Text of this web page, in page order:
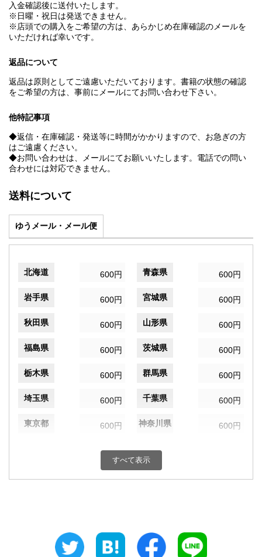
入金確認後に送付いたします。
※日曜・祝日は発送できません。
※店頭での購入をご希望の方は、あらかじめ在庫確認のメールを
いただければ幸いです。
返品について
返品は原則としてご遠慮いただいております。書籍の状態の確認
をご希望の方は、事前にメールにてお問い合わせ下さい。
他特記事項
◆返信・在庫確認・発送等に時間がかかりますので、お急ぎの方
はご遠慮ください。
◆お問い合わせは、メールにてお願いいたします。電話での問い
合わせには対応できません。
送料について
ゆうメール・メール便
北海道 600円 青森県 600円
岩手県 600円 宮城県 600円
秋田県 600円 山形県 600円
福島県 600円 茨城県 600円
栃木県 600円 群馬県 600円
埼玉県 600円 千葉県 600円
東京都 600円 神奈川県 600円
600円 富山県
600円 三重県
すべて表示